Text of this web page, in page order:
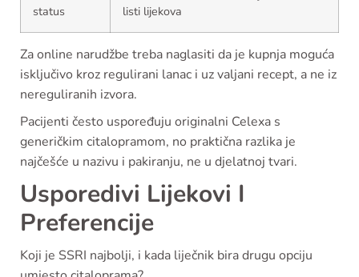
status
listi lijekova
Za online narudžbe treba naglasiti da je kupnja moguća
isključivo kroz regulirani lanac i uz valjani recept, a ne iz
nereguliranih izvora.
Pacijenti često uspoređuju originalni Celexa s
generičkim citalopramom, no praktična razlika je
najčešće u nazivu i pakiranju, ne u djelatnoj tvari.
Usporedivi Lijekovi I
Preferencije
Koji je SSRI najbolji, i kada liječnik bira drugu opciju